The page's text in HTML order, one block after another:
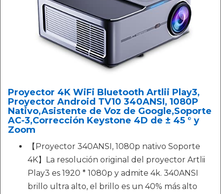
Proyector 4K WiFi Bluetooth Artlii Play3,
Proyector Android TV10 340ANSI, 1080P
Nativo,Asistente de Voz de Google,Soporte
AC-3,Corrección Keystone 4D de ± 45 ° y
Zoom
【Proyector 340ANSI, 1080p nativo Soporte
4K】La resolución original del proyector Artlii
Play3 es 1920 * 1080p y admite 4k. 340ANSI
brillo ultra alto, el brillo es un 40% más alto